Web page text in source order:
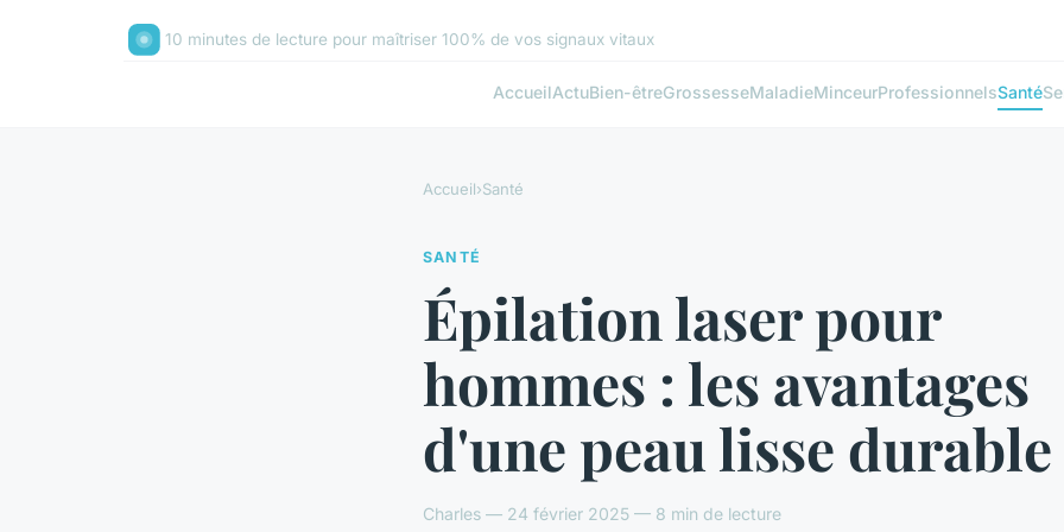
10 minutes de lecture pour maîtriser 100% de vos signaux vitaux
AccueilActuBien-êtreGrossesseMaladieMinceurProfessionnelsSanté
Accueil›Santé
SANTÉ
Épilation laser pour
hommes : les avantages
d'une peau lisse durable
Charles — 24 février 2025 — 8 min de lecture